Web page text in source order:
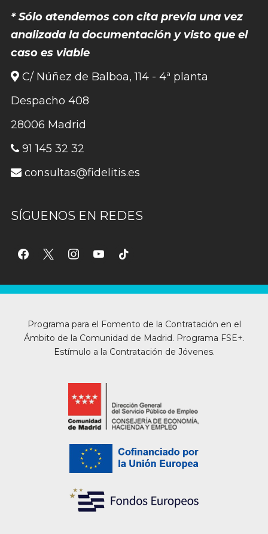
* Sólo atendemos con cita previa una vez
analizada la documentación y visto que el
caso es viable
C/ Núñez de Balboa, 114 - 4ª planta
Despacho 408
28006 Madrid
91 145 32 32
consultas@fidelitis.es
SÍGUENOS EN REDES
facebook
x instagramyoutubetiktok
Programa para el Fomento de la Contratación en el
Ámbito de la Comunidad de Madrid. Programa FSE+.
Estímulo a la Contratación de Jóvenes.